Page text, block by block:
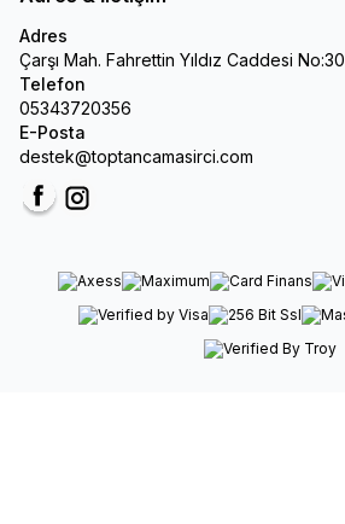
Adres
Çarşı Mah. Fahrettin Yıldız Caddesi No:30
Telefon
05343720356
E-Posta
destek@toptancamasirci.com
FacebookInstagram